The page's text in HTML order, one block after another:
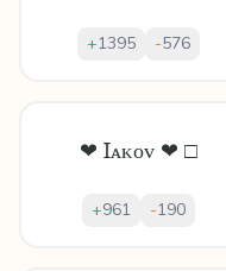
+1395 -576
❤ Ɪᴀᴋᴏᴠ ❤ □
+961 -190